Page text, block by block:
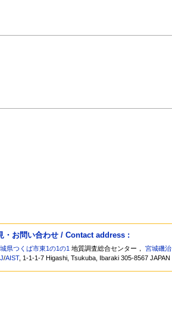
・お問い合わせ / Contact address :
県つくば市東1の1の1 地質調査総合センター，宮城磯治
/AIST, 1-1-1-7 Higashi, Tsukuba, Ibaraki 305-8567 JAPAN